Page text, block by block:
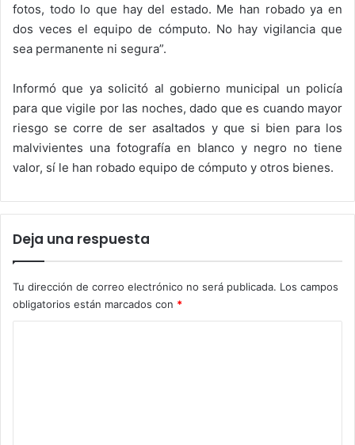
fotos, todo lo que hay del estado. Me han robado ya en
dos veces el equipo de cómputo. No hay vigilancia que
sea permanente ni segura”.
Informó que ya solicitó al gobierno municipal un policía
para que vigile por las noches, dado que es cuando mayor
riesgo se corre de ser asaltados y que si bien para los
malvivientes una fotografía en blanco y negro no tiene
valor, sí le han robado equipo de cómputo y otros bienes.
Deja una respuesta
Tu dirección de correo electrónico no será publicada. Los campos
obligatorios están marcados con *